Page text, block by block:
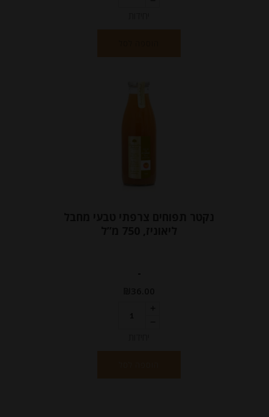
-